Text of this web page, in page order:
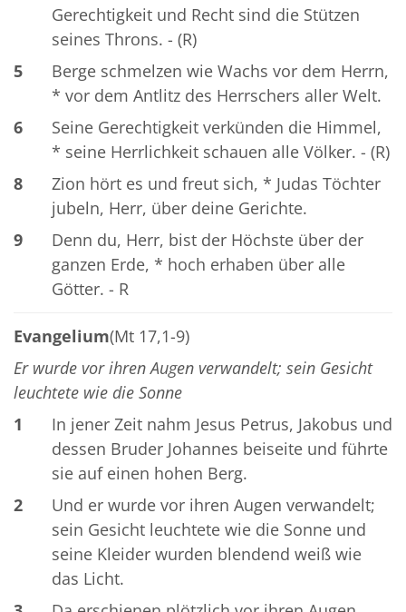
Gerechtigkeit und Recht sind die Stützen
seines Throns. - (R)
5
Berge schmelzen wie Wachs vor dem Herrn,
* vor dem Antlitz des Herrschers aller Welt.
6
Seine Gerechtigkeit verkünden die Himmel,
* seine Herrlichkeit schauen alle Völker. - (R)
8
Zion hört es und freut sich, * Judas Töchter
jubeln, Herr, über deine Gerichte.
9
Denn du, Herr, bist der Höchste über der
ganzen Erde, * hoch erhaben über alle
Götter. - R
Evangelium(Mt 17,1-9)
Er wurde vor ihren Augen verwandelt; sein Gesicht
leuchtete wie die Sonne
1
In jener Zeit nahm Jesus Petrus, Jakobus und
dessen Bruder Johannes beiseite und führte
sie auf einen hohen Berg.
2
Und er wurde vor ihren Augen verwandelt;
sein Gesicht leuchtete wie die Sonne und
seine Kleider wurden blendend weiß wie
das Licht.